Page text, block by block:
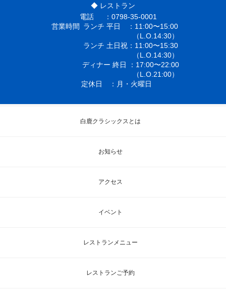
◆ レストラン
電話
0798-35-0001
営業時間
ランチ 平日
11:00〜15:00
（L.O.14:30）
ランチ 土日祝
11:00〜15:30
（L.O.14:30）
ディナー 終日
17:00〜22:00
（L.O.21:00）
定休日
月・火曜日
白鹿クラシックスとは
お知らせ
アクセス
イベント
レストランメニュー
レストランご予約